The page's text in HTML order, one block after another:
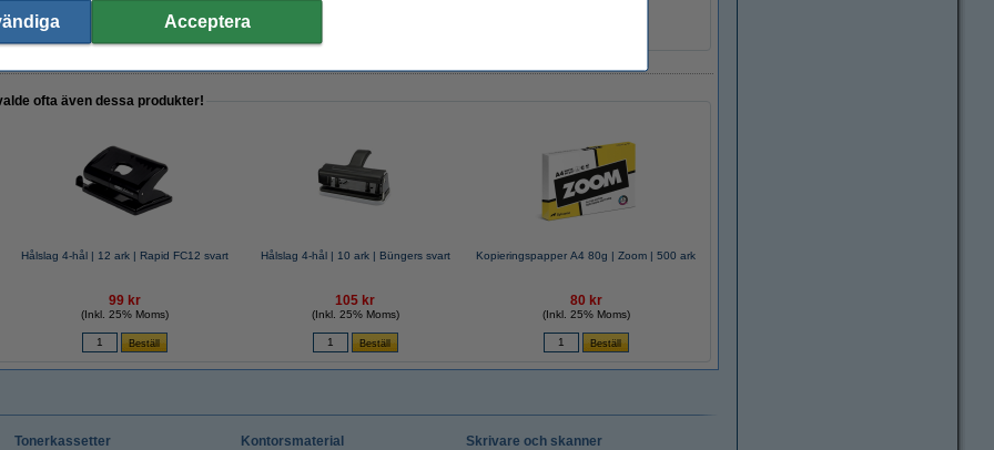
ofta även dessa produkter!
Hålslag 4-hål | 12 ark | Rapid FC12 svart
99 kr
(Inkl. 25% Moms)
Hålslag 4-hål | 10 ark | Büngers svart
105 kr
(Inkl. 25% Moms)
Kopieringspapper A4 80g | Zoom | 500 ark
80 kr
(Inkl. 25% Moms)
Tonerkassetter
Kontorsmaterial
Skrivare och skanner
Acceptera